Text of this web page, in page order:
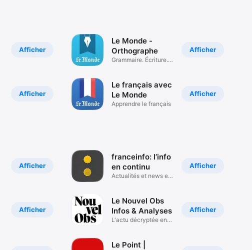
Afficher
Afficher
Afficher
Le Monde -
Orthographe
Grammaire. Écriture.
Afficher
Le français avec
Le Monde
Apprendre le français
Afficher
Afficher
Afficher
franceinfo: l’info
en continu
Actualités et news en
Afficher
Le Nouvel Obs
Infos & Analyses
L'actu décryptée en
Le Point |